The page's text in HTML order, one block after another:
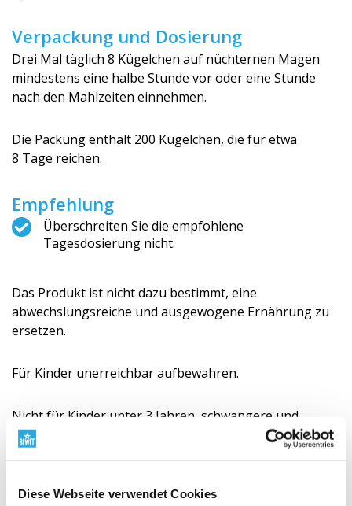
Diese Webseite verwendet Cookies
Verpackung und Dosierung
Drei Mal täglich 8 Kügelchen auf nüchternen Magen
mindestens eine halbe Stunde vor oder eine Stunde
nach den Mahlzeiten einnehmen.
Die Packung enthält 200 Kügelchen, die für etwa
8 Tage reichen.
Empfehlung
Überschreiten Sie die empfohlene
Tagesdosierung nicht.
Das Produkt ist nicht dazu bestimmt, eine
abwechslungsreiche und ausgewogene Ernährung zu
ersetzen.
Für Kinder unerreichbar aufbewahren.
Nicht für Kinder unter 3 Jahren, schwangere und
stillende Frauen geeignet.
Sonneneinstrahlung schützen.